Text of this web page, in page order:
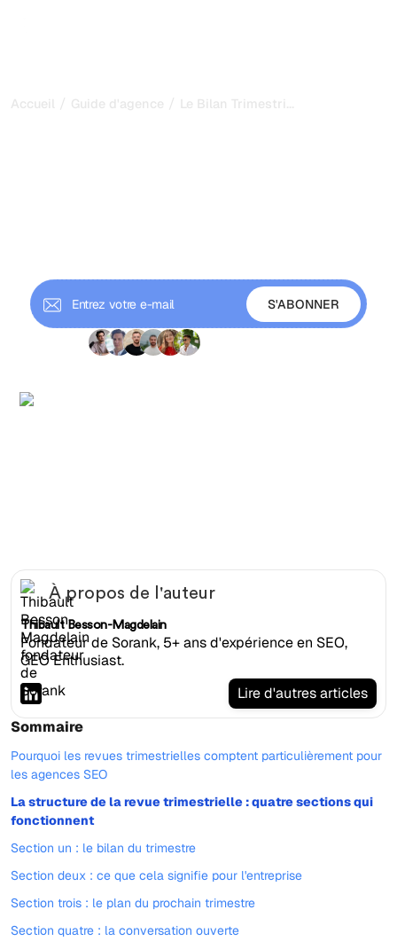
Accueil / Guide d'agence / Le Bilan Trimestriel SEO :
...
À propos de l'auteur
Thibault Besson-Magdelain
Fondateur de Sorank, 5+ ans d'expérience en SEO,
GEO Enthusiast.
Lire d'autres articles
Sommaire
Pourquoi les revues trimestrielles comptent particulièrement pour
les agences SEO
La structure de la revue trimestrielle : quatre sections qui
fonctionnent
Section un : le bilan du trimestre
Section deux : ce que cela signifie pour l'entreprise
Section trois : le plan du prochain trimestre
Section quatre : la conversation ouverte